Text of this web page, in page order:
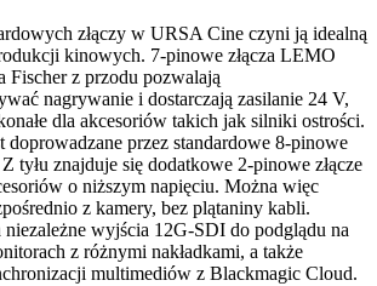
złączy w URSA Cine czyni ją idealną
kinowych. 7-pinowe złącza LEMO
Fischer z przodu pozwalają
nagrywanie i dostarczają zasilanie 24 V,
dla akcesoriów takich jak silniki ostrości.
doprowadzane przez standardowe 8-pinowe
tyłu znajduje się dodatkowe 2-pinowe złącze
o niższym napięciu. Można więc
z kamery, bez plątaniny kabli.
niezależne wyjścia 12G-SDI do podglądu na
z różnymi nakładkami, a także
multimediów z Blackmagic Cloud.